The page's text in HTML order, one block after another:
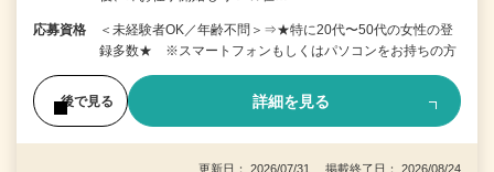
応募資格
＜未経験者OK／年齢不問＞⇒★特に20代〜50代の女性の登
録多数★ ※スマートフォンもしくはパソコンをお持ちの方
後で見る 詳細を見る
更新日： 2026/07/31 掲載終了日： 2026/08/24